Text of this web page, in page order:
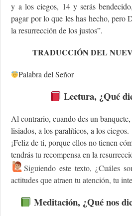
y a los ciegos, 14 y serás
pagar por lo que les has hecho, pero
la resurrección de los justos”.
TRADUCCIÓN DEL
Palabra del Señor
Lectura, ¿Qué
Al contrario, cuando des un
lisiados, a los paralíticos, a los ciegos.
¡Feliz de ti, porque ellos no tienen
tendrás tu recompensa en la
Siguiendo este texto, ¿Cuáles
actitudes que atraen tu atención, tu
Meditación, ¿Qué nos